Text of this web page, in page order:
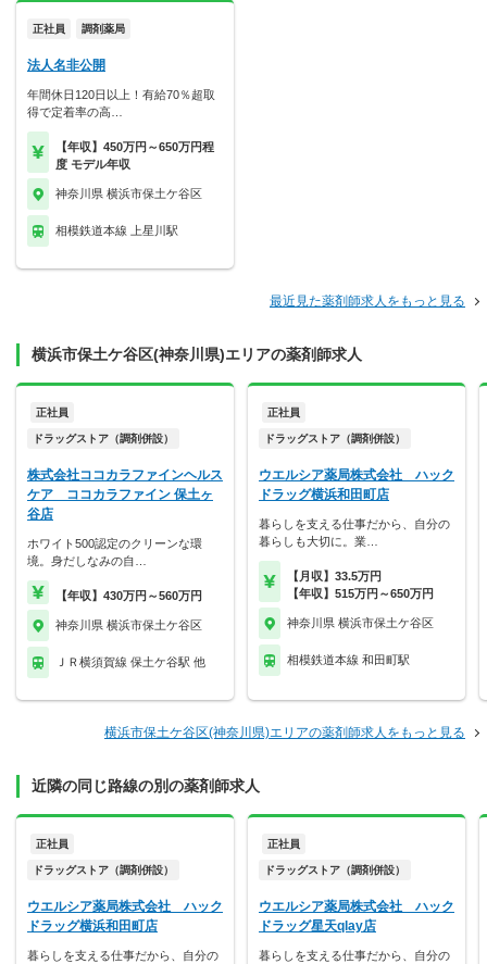
正社員 調剤薬局
法人名非公開
年間休日120日以上！有給70％超取
得で定着率の高…
【年収】450万円～650万円程
度 モデル年収
神奈川県 横浜市保土ケ谷区
相模鉄道本線 上星川駅
最近見た薬剤師求人をもっと見る
横浜市保土ケ谷区(神奈川県)エリアの薬剤師求人
正社員
ドラッグストア（調剤併設）
株式会社ココカラファインヘルス
ケア ココカラファイン 保土ヶ
谷店
ホワイト500認定のクリーンな環
境。身だしなみの自…
【年収】430万円～560万円
神奈川県 横浜市保土ケ谷区
ＪＲ横須賀線 保土ケ谷駅 他
正社員
ドラッグストア（調剤併設）
ウエルシア薬局株式会社 ハック
ドラッグ横浜和田町店
暮らしを支える仕事だから、自分の
暮らしも大切に。業…
【月収】33.5万円
【年収】515万円～650万円
神奈川県 横浜市保土ケ谷区
相模鉄道本線 和田町駅
横浜市保土ケ谷区(神奈川県)エリアの薬剤師求人をもっと見る
近隣の同じ路線の別の薬剤師求人
正社員
ドラッグストア（調剤併設）
ウエルシア薬局株式会社 ハック
ドラッグ横浜和田町店
暮らしを支える仕事だから、自分の
正社員
ドラッグストア（調剤併設）
ウエルシア薬局株式会社 ハック
ドラッグ星天qlay店
暮らしを支える仕事だから、自分の